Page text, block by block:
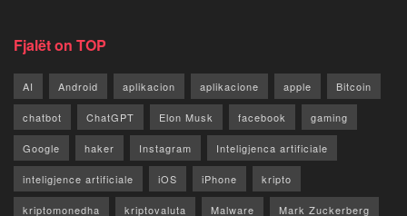
Fjalët on TOP
AI Android aplikacion aplikacione apple Bitcoin
chatbot ChatGPT Elon Musk facebook gaming
Google haker Instagram Inteligjenca artificiale
inteligjence artificiale iOS iPhone kripto
kriptomonedha kriptovaluta Malware Mark Zuckerberg